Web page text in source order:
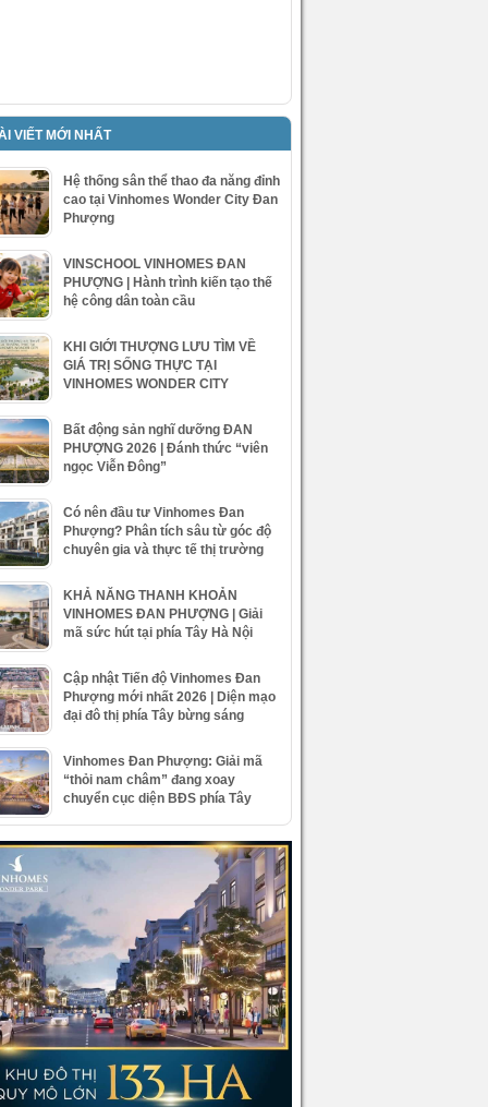
VIẾT MỚI NHẤT
Hệ thống sân thể thao đa năng đỉnh
cao tại Vinhomes Wonder City Đan
Phượng
VINSCHOOL VINHOMES ĐAN
PHƯỢNG | Hành trình kiến tạo thế
hệ công dân toàn cầu
KHI GIỚI THƯỢNG LƯU TÌM VỀ
GIÁ TRỊ SỐNG THỰC TẠI
VINHOMES WONDER CITY
Bất động sản nghĩ dưỡng ĐAN
PHƯỢNG 2026 | Đánh thức “viên
ngọc Viễn Đông”
Có nên đầu tư Vinhomes Đan
Phượng? Phân tích sâu từ góc độ
chuyên gia và thực tế thị trường
KHẢ NĂNG THANH KHOẢN
VINHOMES ĐAN PHƯỢNG | Giải
mã sức hút tại phía Tây Hà Nội
Cập nhật Tiến độ Vinhomes Đan
Phượng mới nhất 2026 | Diện mạo
đại đô thị phía Tây bừng sáng
Vinhomes Đan Phượng: Giải mã
“thỏi nam châm” đang xoay
chuyển cục diện BĐS phía Tây